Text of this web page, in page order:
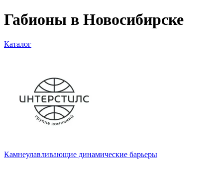
Габионы в Новосибирске
Каталог
Камнеулавливающие динамические барьеры